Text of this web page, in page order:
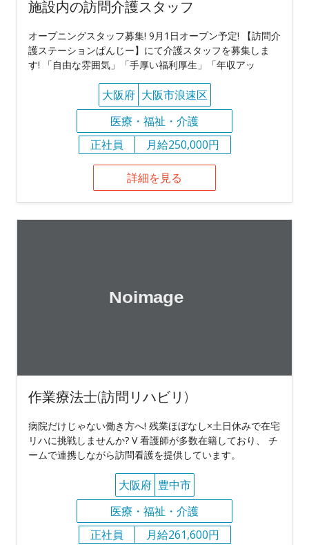
施設内の訪問介護スタッフ
オープニングスタッフ募集! 9月1日オープン予定! 【訪問介
護ステーションぱんじー】にて介護スタッフを募集しま
す! 「自由な雰囲気」「手厚い福利厚生」「年収アッ
大阪府 大阪市浪速区
医療・福祉・介護
正社員
月給250,000円
詳細を見る
作業療法士(訪問リハビリ)
病院だけじゃない働き方へ! 残業ほぼなし×土日休みで在宅
リハに挑戦しませんか? V 看護師が多数在籍しており、 チ
ームで連携しながら訪問看護を提供しています。
大阪府 豊中市
医療・福祉・介護
正社員
月給261,600円